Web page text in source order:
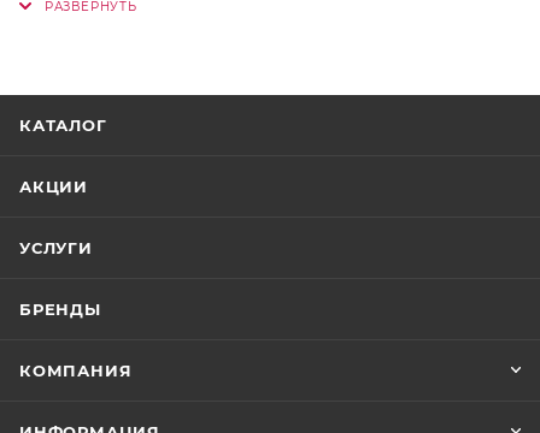
КАТАЛОГ
АКЦИИ
УСЛУГИ
БРЕНДЫ
КОМПАНИЯ